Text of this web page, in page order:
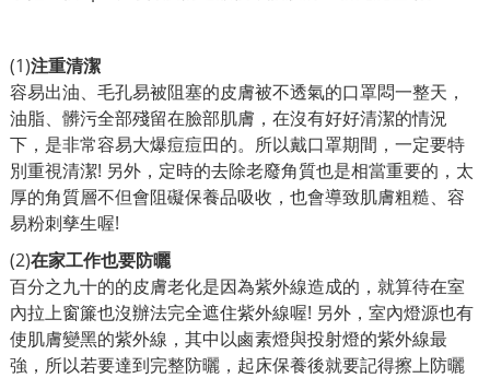
(1)注重清潔
容易出油、毛孔易被阻塞的皮膚被不透氣的口罩悶一整天，
油脂、髒污全部殘留在臉部肌膚，在沒有好好清潔的情況
下，是非常容易大爆痘痘田的。所以戴口罩期間，一定要特
別重視清潔! 另外，定時的去除老廢角質也是相當重要的，太
厚的角質層不但會阻礙保養品吸收，也會導致肌膚粗糙、容
易粉刺孳生喔!
(2)在家工作也要防曬
百分之九十的的皮膚老化是因為紫外線造成的，就算待在室
內拉上窗簾也沒辦法完全遮住紫外線喔! 另外，室內燈源也有
使肌膚變黑的紫外線，其中以鹵素燈與投射燈的紫外線最
強，所以若要達到完整防曬，起床保養後就要記得擦上防曬